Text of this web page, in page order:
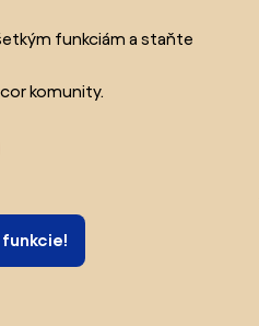
funkciám a staňte
komunity.